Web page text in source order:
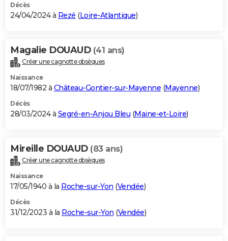
Décès
24/04/2024 à Rezé (Loire-Atlantique)
Magalie DOUAUD (41 ans)
Créer une cagnotte obsèques
Naissance
18/07/1982 à Château-Gontier-sur-Mayenne (Mayenne)
Décès
28/03/2024 à Segré-en-Anjou Bleu (Maine-et-Loire)
Mireille DOUAUD (83 ans)
Créer une cagnotte obsèques
Naissance
17/05/1940 à la Roche-sur-Yon (Vendée)
Décès
31/12/2023 à la Roche-sur-Yon (Vendée)